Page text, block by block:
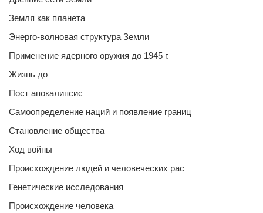
Земля как планета
Энерго-волновая структура Земли
Применение ядерного оружия до 1945 г.
Жизнь до
Пост апокалипсис
Самоопределение наций и появление границ
Становление общества
Ход войны
Происхождение людей и человеческих рас
Генетические исследования
Происхождение человека